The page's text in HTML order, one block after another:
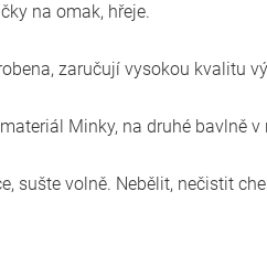
na omak, hřeje.
zaručují vysokou kvalitu
Minky, na druhé bavlně
sušte volně. Nebělit, nečistit